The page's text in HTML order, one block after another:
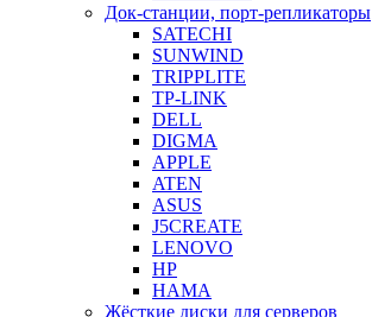
Док-станции, порт-репликаторы
SATECHI
SUNWIND
TRIPPLITE
TP-LINK
DELL
DIGMA
APPLE
ATEN
ASUS
J5CREATE
LENOVO
HP
HAMA
Жёсткие диски для серверов